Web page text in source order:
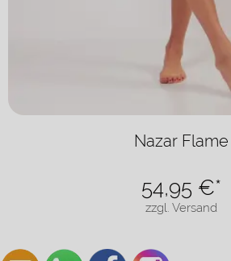
Nazar Flame
zzgl. Versand
54,95 €*